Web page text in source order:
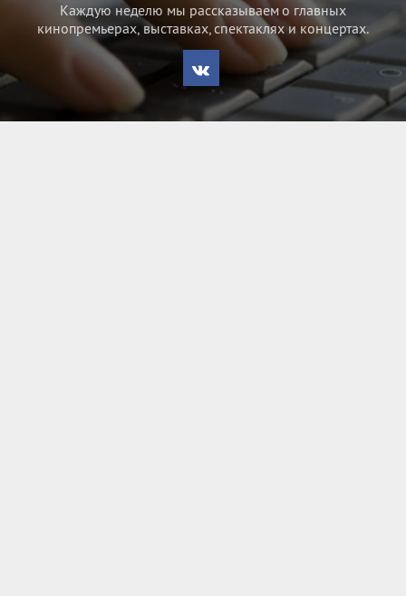
Каждую неделю мы рассказываем о главных
кинопремьерах, выставках, спектаклях и концертах.